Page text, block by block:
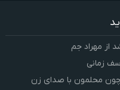
از مهراد جم
زمانی
محلمون با صدای زن